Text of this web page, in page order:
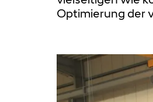
Optimierung der